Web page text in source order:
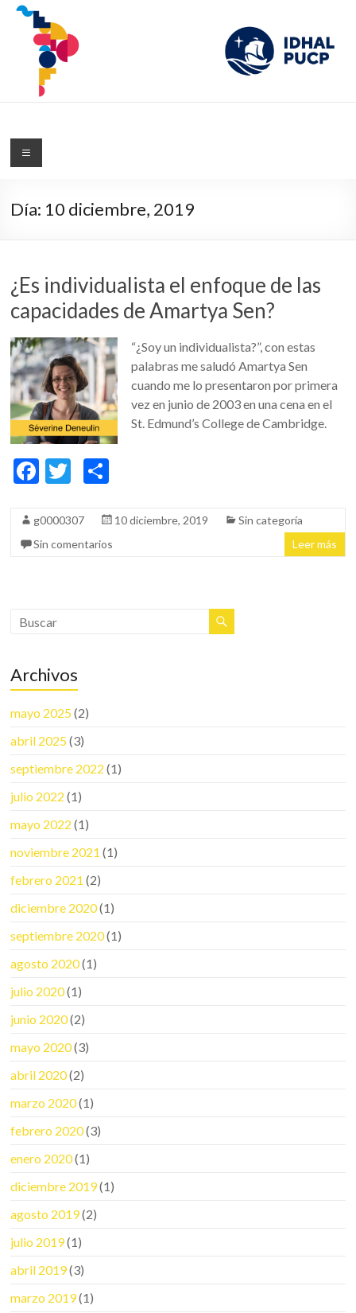
IDHAL
Blog del Instituto de Desarrollo Humano de América Latina de la PUCP
Día: 10 diciembre, 2019
¿Es individualista el enfoque de las
capacidades de Amartya Sen?
“¿Soy un individualista?”, con estas
palabras me saludó Amartya Sen
cuando me lo presentaron por primera
vez en junio de 2003 en una cena en el
St. Edmund’s College de Cambridge.
F
e
b
k
T
itt
er
m
p
g0000307 10 diciembre, 2019
Sin categoría
Sin comentarios
Leer más
Archivos
mayo 2025(2)
abril 2025(3)
septiembre 2022 (1)
julio 2022 (1)
mayo 2022 (1)
noviembre 2021 (1)
febrero 2021 (2)
diciembre 2020(1)
septiembre 2020(1)
agosto 2020(1)
julio 2020(1)
junio 2020(2)
mayo 2020(3)
abril 2020(2)
marzo 2020(1)
febrero 2020(3)
enero 2020(1)
diciembre 2019(1)
agosto 2019(2)
julio 2019(1)
abril 2019(3)
marzo 2019(1)